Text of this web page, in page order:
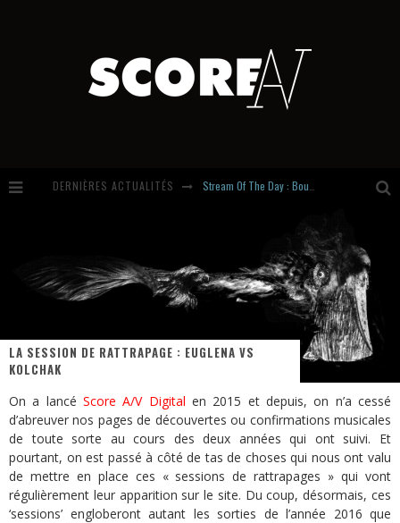
DERNIÈRES ACTUALITÉS
Hardcore, Actually. Meet Cút Lộn
Introducing Newcomer : Gudewife
LA SESSION DE RATTRAPAGE : EUGLENA VS
KOLCHAK
On a lancé Score A/V Digital en 2015 et depuis, on n’a cessé
d’abreuver nos pages de découvertes ou confirmations musicales
de toute sorte au cours des deux années qui ont suivi. Et
pourtant, on est passé à côté de tas de choses qui nous ont valu
de mettre en place ces « sessions de rattrapages » qui vont
régulièrement leur apparition sur le site. Du coup, désormais, ces
‘sessions’ engloberont autant les sorties de l’année 2016 que